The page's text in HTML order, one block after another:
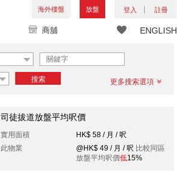
海外樓盤 放盤 登入 註冊
ENGLISH
商舖
搜索 更多搜索選項
司徒拔道放盤平均呎價
實用面積
HK$ 58 / 月 / 呎
此物業
@HK$ 49 / 月 / 呎 比較同區
放盤平均呎價低15%